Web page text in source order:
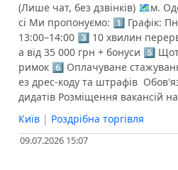
(Лише чат, без дзвінків) 🗺м.
сі Ми пропонуємо: 1️⃣ Графік:
13:00–14:00 3️⃣ 10 хвилин
а від 35 000 грн + бонуси 5️⃣
римок 6️⃣ Оплачуване
ез дрес-коду та штрафів
дидатів Розміщення вакансій
Київ | Роздрібна торгівля
09.07.2026 15:07